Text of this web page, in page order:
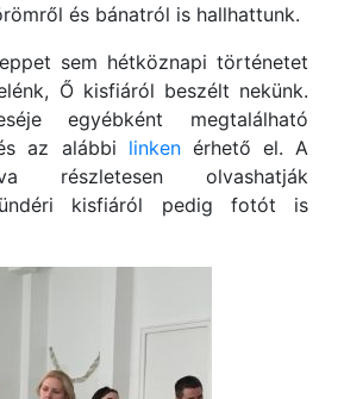
és bánatról is hallhattunk.
sem hétköznapi történetet
Ő kisfiáról beszélt nekünk.
egyébként megtalálható
az alábbi linkenérhető el. A
részletesen olvashatják
kisfiáról pedig fotót is